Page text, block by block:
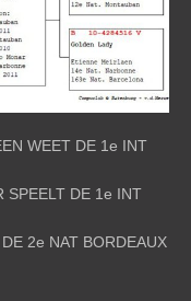
WEET DE 1e INT
SPEELT DE 1e INT
2e NAT BORDEAUX